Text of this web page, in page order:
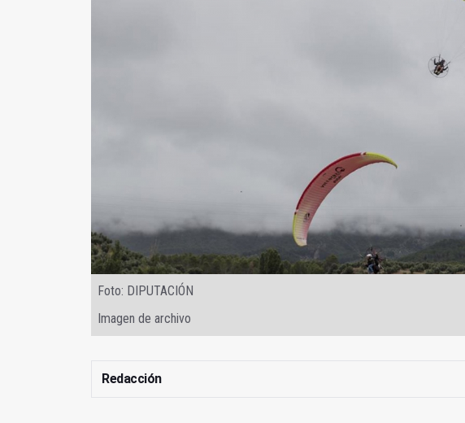
Foto: DIPUTACIÓN
Imagen de archivo
Redacción